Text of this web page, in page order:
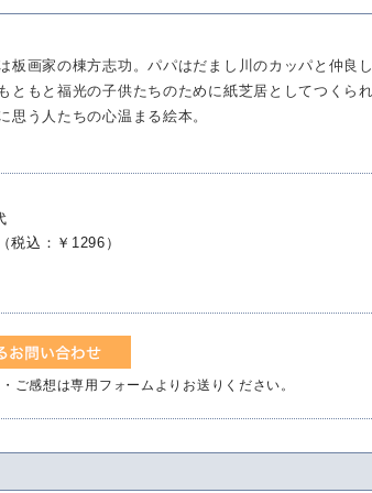
板画家の棟方志功。パパはだまし川のカッパと仲良
ともと福光の子供たちのために紙芝居としてつくら
思う人たちの心温まる絵本。
税込：￥1296）
ご感想は専用フォームよりお送りください。